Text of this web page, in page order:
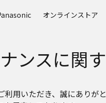
オンラインストア
ンスに関
用いただき、誠にありがと